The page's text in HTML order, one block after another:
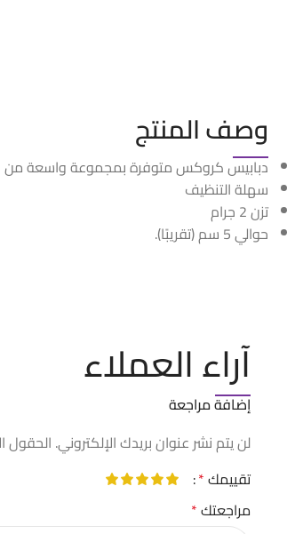
وصف المنتج
دبابيس كروكس متوفرة بمجموعة واسعة من
سهلة التنظيف
تزن 2 جرام
حوالي 5 سم (تقريبًا).
آراء العملاء
إضافة مراجعة
لن يتم نشر عنوان بريدك الإلكتروني.الحقول
تقييمك*
مراجعتك*